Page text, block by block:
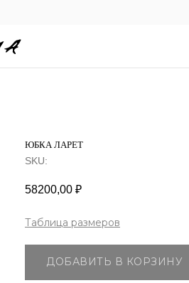
ЮБКА ЛАРЕТ
SKU:
58200,00 ₽
Таблица размеров
ДОБАВИТЬ В КОРЗИНУ